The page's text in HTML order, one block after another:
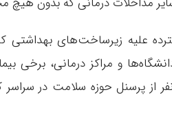
علیه زیرساخت‌های بهداشتی
و مراکز درمانی، برخی